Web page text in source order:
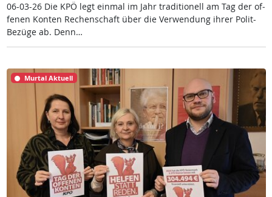
06-03-26 Die KPÖ legt ein­mal im Jahr tra­di­tio­nell am Tag der of­
fe­nen Kon­ten Re­chen­schaft über die Ver­wen­dung ih­rer Po­lit-
Be­zü­ge ab. Denn…
Murtal Aktuell